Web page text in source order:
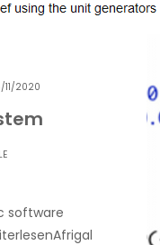
2020
software